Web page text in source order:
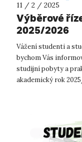
11 / 2 / 2025
Výběrové
2025/2026
Vážení studenti a
bychom Vás
studijní pobyty a
akademický rok